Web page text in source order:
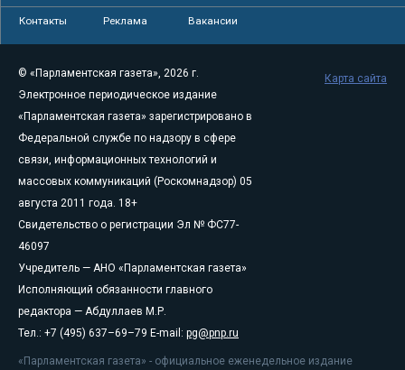
Контакты Реклама Вакансии
© «Парламентская газета», 2026 г.
Электронное периодическое издание
«Парламентская газета» зарегистрировано в
Федеральной службе по надзору в сфере
связи, информационных технологий и
массовых коммуникаций (Роскомнадзор) 05
августа 2011 года. 18+
Свидетельство о регистрации Эл № ФС77-
46097
Учредитель — АНО «Парламентская газета»
Исполняющий обязанности главного
редактора — Абдуллаев М.Р.
Тел.: +7 (495) 637–69–79 E-mail: pg@pnp.ru
«Парламентская газета» - официальное еженедельное издание
Карта сайта